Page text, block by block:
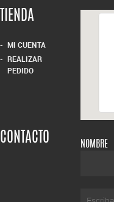
TIENDA
MI CUENTA
REALIZAR
PEDIDO
CONTACTO NOMBRE